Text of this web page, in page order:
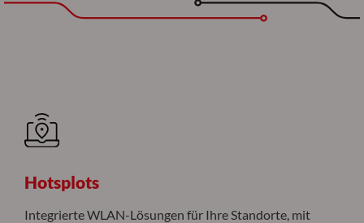
Hotsplots
Integrierte WLAN-Lösungen für Ihre Standorte, mit